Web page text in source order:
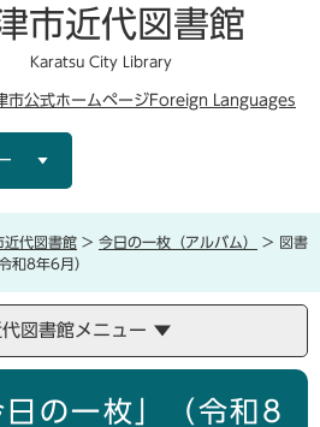
市近代図書館
Karatsu City Library
市公式ホームページForeign Languages
近代図書館 > 今日の一枚（アルバム） > 図書
和8年6月）
図書館メニュー
日の一枚」（令和8